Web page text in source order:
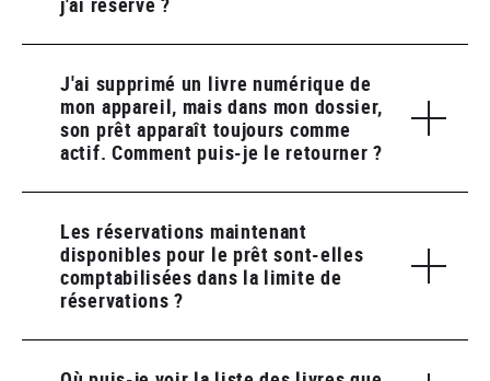
J'ai supprimé un livre numérique de
mon appareil, mais dans mon dossier,
son prêt apparaît toujours comme
actif. Comment puis-je le retourner ?
Les réservations maintenant
disponibles pour le prêt sont-elles
comptabilisées dans la limite de
réservations ?